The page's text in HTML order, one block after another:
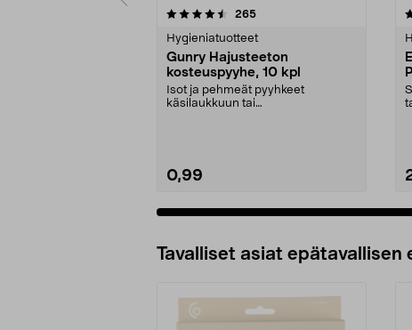
265arvostelut
Hygieniatuotteet
Gunry Hajusteeton
kosteuspyyhe, 10 kpl
Isot ja pehmeät pyyhkeet
käsilaukkuun tai
0,99
3.5 viidestä
Tavalliset asiat epätavallisen